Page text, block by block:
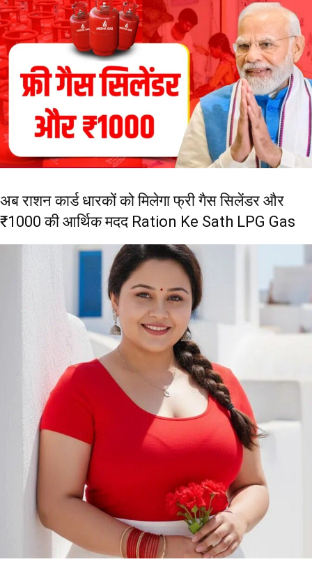
अब राशन कार्ड धारकों को मिलेगा फ्री गैस सिलेंडर और
₹1000 की आर्थिक मदद Ration Ke Sath LPG Gas